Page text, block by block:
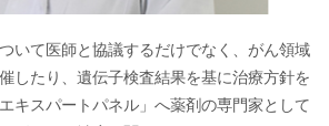
いて医師と協議するだけでなく、がん領域
したり、遺伝子検査結果を基に治療方針を
キスパートパネル」へ薬剤の専門家として